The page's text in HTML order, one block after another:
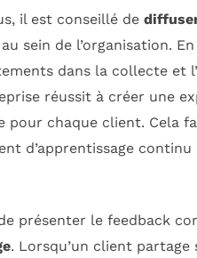
il est conseillé de
au sein de l’organisation. En
dans la collecte et
réussit à créer une
pour chaque client. Cela
d’apprentissage continu
présenter le feedback
. Lorsqu’un client partage